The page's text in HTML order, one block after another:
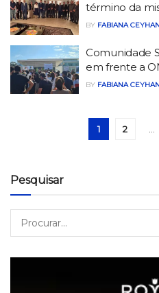
término da
BY FABIANA
Comunidade
em frente a
BY FABIANA
1 2
Pesquisar